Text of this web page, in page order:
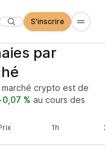
S'inscrire
par
crypto est de
% au cours des
1h